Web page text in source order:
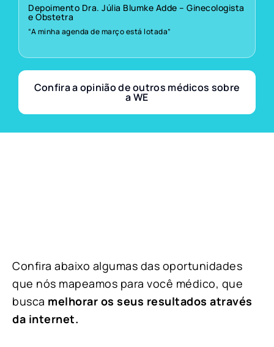
Depoimento Dra. Júlia Blumke Adde – Ginecologista
e Obstetra
“A minha agenda de março está lotada”
Confira a opinião de outros médicos sobre
a WE
Confira abaixo algumas das oportunidades
que nós mapeamos para você médico, que
busca melhorar os seus resultados através
da internet.